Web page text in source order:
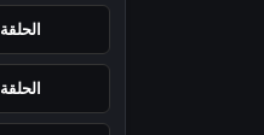
الحلقة 137
الحلقة 133